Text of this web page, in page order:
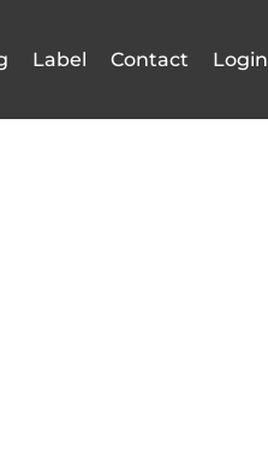
Label Contact Login